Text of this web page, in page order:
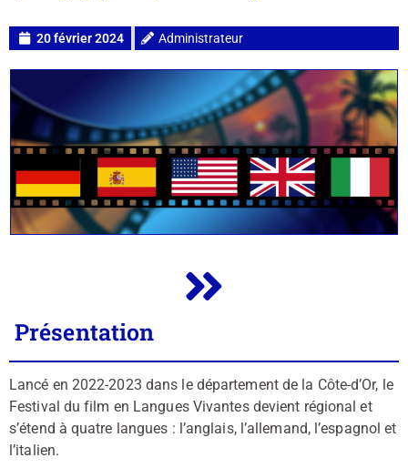
20 février 2024 Administrateur
Présentation
Lancé en 2022-2023 dans le département de la Côte-d’Or, le
Festival du film en Langues Vivantes devient régional et
s’étend à quatre langues : l’anglais, l’allemand, l’espagnol et
l’italien.